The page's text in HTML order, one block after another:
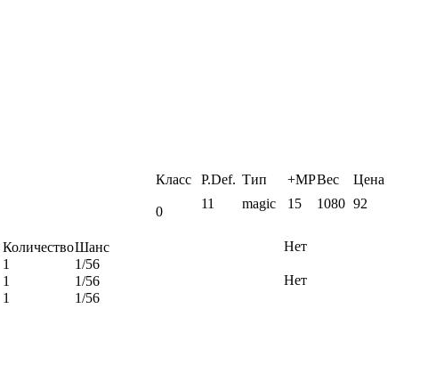
Класс P.Def. Тип +MPВес
Цена
0
11 magic 15 1080 92
КоличествоШанс
1
1/56
1
1/56
1 1/56
Нет
Нет